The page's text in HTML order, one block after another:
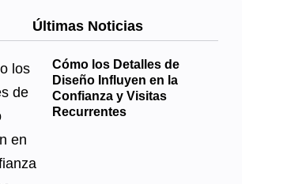
Últimas Noticias
Cómo los Detalles de
Diseño Influyen en la
Confianza y Visitas
Recurrentes